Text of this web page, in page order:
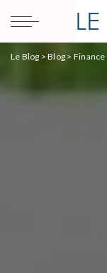
Le Blog >Blog > Finance